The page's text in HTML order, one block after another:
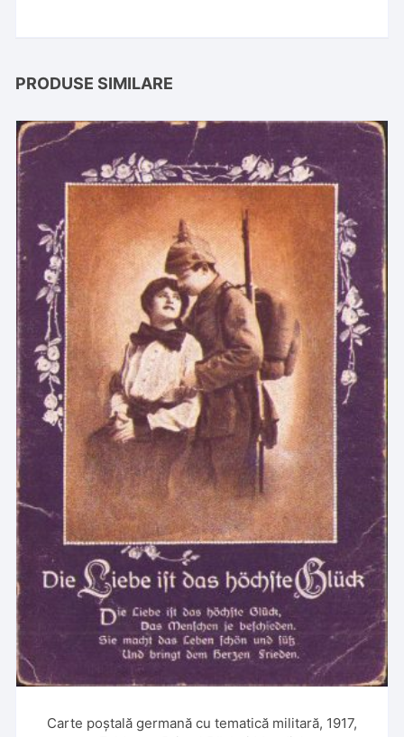
PRODUSE SIMILARE
Carte poștală germană cu tematică militară, 1917,